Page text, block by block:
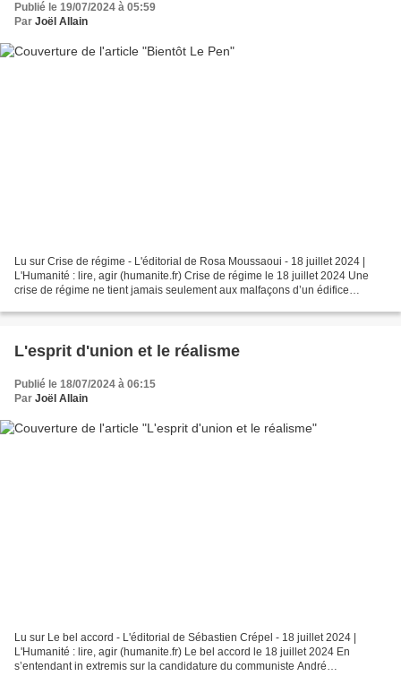
Publié le 19/07/2024 à 05:59
Par Joël Allain
Lu sur Crise de régime - L'éditorial de Rosa Moussaoui - 18 juillet 2024 |
L'Humanité : lire, agir (humanite.fr) Crise de régime le 18 juillet 2024 Une
crise de régime ne tient jamais seulement aux malfaçons d’un édifice
L'esprit d'union et le réalisme
Publié le 18/07/2024 à 06:15
Par Joël Allain
Lu sur Le bel accord - L'éditorial de Sébastien Crépel - 18 juillet 2024 |
L'Humanité : lire, agir (humanite.fr) Le bel accord le 18 juillet 2024 En
s’entendant in extremis sur la candidature du communiste André